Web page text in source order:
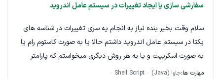
گردد.
نمونه فایل paswall2 درست ادیت شده قرار داده شده است.
fd084dab2b14c4399110b7f4e5d515aab174c246/passwall2
سفارشی سازی یا ایجاد تغییرات در سیستم عامل اندروید
سلام وقت بخیر بنده نیاز به انجام یه سری تغییرات در شناسه های
یکتا در سیستم عامل اندروید داشتم حالا یا به صورت کاستوم رام یا
به صورت اسکریپت و یا به هر روش دیگری میخواستم که پارامتر
های زیر رو بتونم تغییر بدم . و با هر بار خاموش روشن کردن
مهارت ها:جاوا (Java)
Shell Script